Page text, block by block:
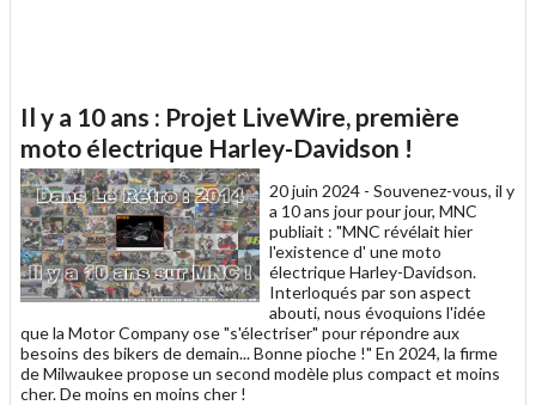
Il y a 10 ans : Projet LiveWire, première
moto électrique Harley-Davidson !
20 juin 2024 - Souvenez-vous, il y
a 10 ans jour pour jour, MNC
publiait : "MNC révélait hier
l'existence d' une moto
électrique Harley-Davidson.
Interloqués par son aspect
abouti, nous évoquions l'idée
que la Motor Company ose "s'électriser" pour répondre aux
besoins des bikers de demain... Bonne pioche !" En 2024, la firme
de Milwaukee propose un second modèle plus compact et moins
cher. De moins en moins cher !